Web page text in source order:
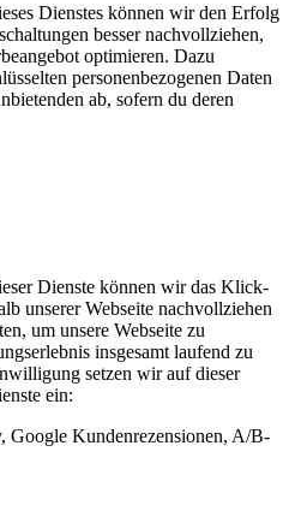
Dienstes können wir den Erfolg
besser nachvollziehen,
optimieren. Dazu
personenbezogenen Daten
ab, sofern du deren
Dienste können wir das Klick-
unserer Webseite nachvollziehen
um unsere Webseite zu
insgesamt laufend zu
setzen wir auf dieser
ein:
Google Kundenrezensionen, A/B-